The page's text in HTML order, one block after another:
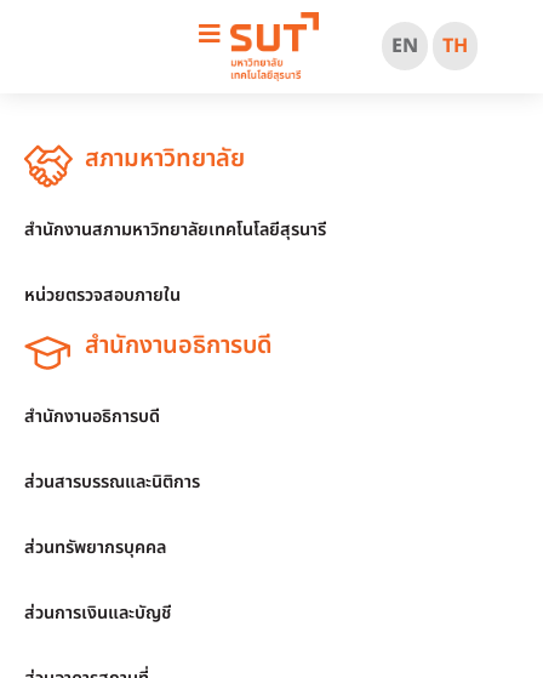
EN TH
สภามหาวิทยาลัย
สำนักงานสภามหาวิทยาลัยเทคโนโลยีสุรนารี
หน่วยตรวจสอบภายใน
สำนักงานอธิการบดี
สำนักงานอธิการบดี
ส่วนสารบรรณและนิติการ
ส่วนทรัพยากรบุคคล
ส่วนการเงินและบัญชี